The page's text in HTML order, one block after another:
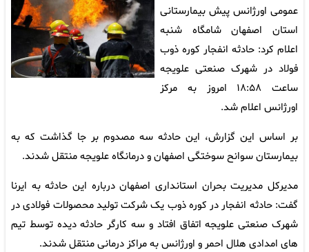
عمومی اورژانس پیش بیمارستانی
استان اصفهان شامگاه شنبه
اعلام کرد: حادثه انفجار کوره ذوب
فولاد در شهرک صنعتی علویجه
ساعت ۱۸:۵۸ امروز به مرکز
اورژانس اعلام شد.
بر اساس این گزارش، این حادثه سه مصدوم بر جا گذاشت که به
بیمارستان سوانح سوختگی اصفهان و درمانگاه علویجه منتقل شدند.
مدیرکل مدیریت بحران استانداری اصفهان درباره این حادثه به ایرنا
گفت: حادثه انفجار در کوره ذوب یک شرکت تولید محصولات فولادی در
شهرک صنعتی علویجه اتفاق افتاد و سه کارگر حادثه دیده توسط تیم
های امدادی هلال احمر و اورژانس به مراکز درمانی منتقل شدند.